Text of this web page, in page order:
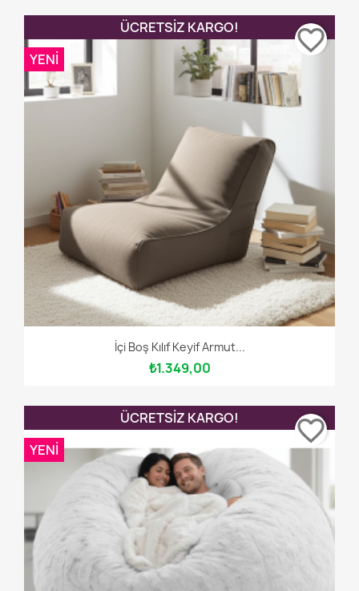
İçi Boş Kılıf Keyif Armut...
₺1.349,00
ÜCRETSIZ KARGO!
YENI
favorite_border
ÜCRETSIZ KARGO!
YENI
favorite_border